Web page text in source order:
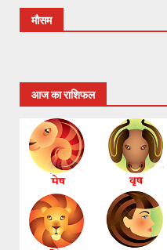
मौसम
आज का राशिफल